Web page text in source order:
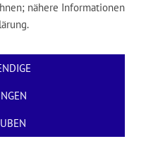
nähere Informationen